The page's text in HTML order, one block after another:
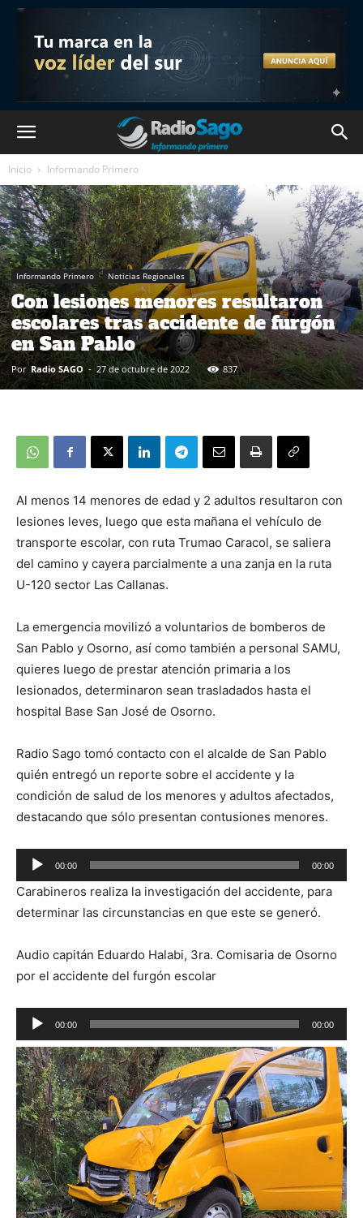
Inicio Informando Primero
Informando Primero Noticias Regionales
Con lesiones menores resultaron
escolares tras accidente de furgón
en San Pablo
Por Radio SAGO - 27 de octubre de 2022 837
Al menos 14 menores de edad y 2 adultos resultaron con
lesiones leves, luego que esta mañana el vehículo de
transporte escolar, con ruta Trumao Caracol, se saliera
del camino y cayera parcialmente a una zanja en la ruta
U-120 sector Las Callanas.
La emergencia movilizó a voluntarios de bomberos de
San Pablo y Osorno, así como también a personal SAMU,
quieres luego de prestar atención primaria a los
lesionados, determinaron sean trasladados hasta el
hospital Base San José de Osorno.
Radio Sago tomó contacto con el alcalde de San Pablo
quién entregó un reporte sobre el accidente y la
condición de salud de los menores y adultos afectados,
destacando que sólo presentan contusiones menores.
Reproductor
de
audio
00:00 00:00
Carabineros realiza la investigación del accidente, para
determinar las circunstancias en que este se generó.
Audio capitán Eduardo Halabi, 3ra. Comisaria de Osorno
por el accidente del furgón escolar
Reproductor
de
audio
00:00 00:00